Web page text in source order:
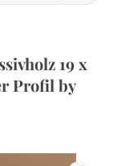
19 x
Profil by